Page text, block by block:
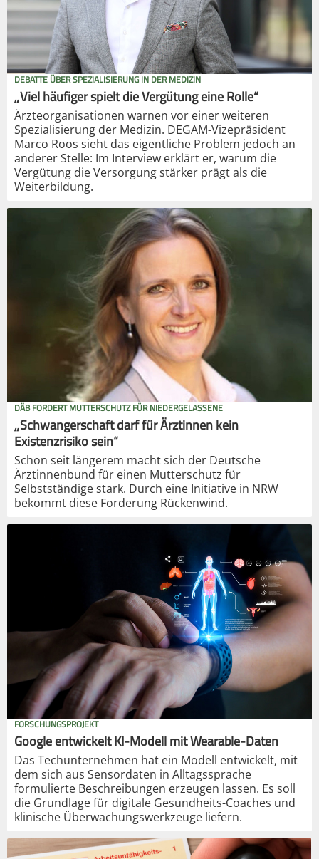
DEBATTE ÜBER SPEZIALISIERUNG IN DER MEDIZIN
„Viel häufiger spielt die Vergütung eine Rolle“
Ärzteorganisationen warnen vor einer weiteren
Spezialisierung der Medizin. DEGAM-Vizepräsident
Marco Roos sieht das eigentliche Problem jedoch an
anderer Stelle: Im Interview erklärt er, warum die
Vergütung die Versorgung stärker prägt als die
Weiterbildung.
DÄB FORDERT MUTTERSCHUTZ FÜR NIEDERGELASSENE
„Schwangerschaft darf für Ärztinnen kein
Existenzrisiko sein“
Schon seit längerem macht sich der Deutsche
Ärztinnenbund für einen Mutterschutz für
Selbstständige stark. Durch eine Initiative in NRW
bekommt diese Forderung Rückenwind.
FORSCHUNGSPROJEKT
Google entwickelt KI-Modell mit Wearable-Daten
Das Techunternehmen hat ein Modell entwickelt, mit
dem sich aus Sensordaten in Alltagssprache
formulierte Beschreibungen erzeugen lassen. Es soll
die Grundlage für digitale Gesundheits-Coaches und
klinische Überwachungswerkzeuge liefern.